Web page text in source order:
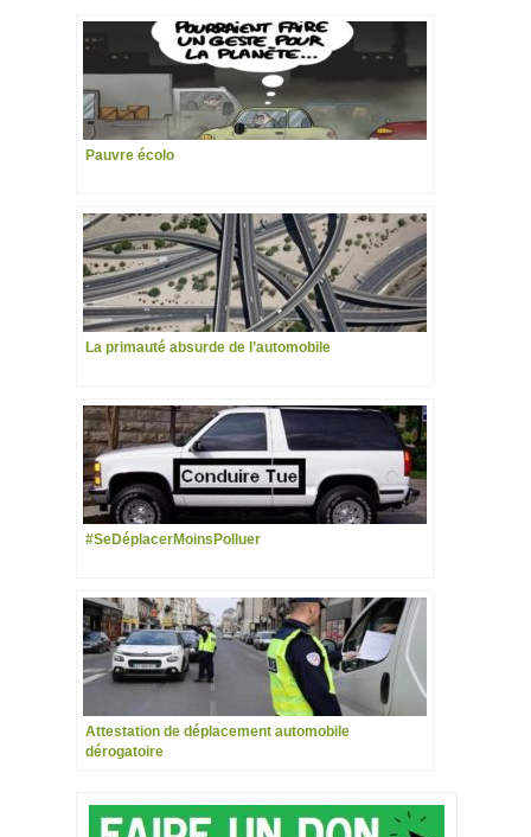
Pauvre écolo
La primauté absurde de l’automobile
#SeDéplacerMoinsPolluer
Attestation de déplacement automobile
dérogatoire